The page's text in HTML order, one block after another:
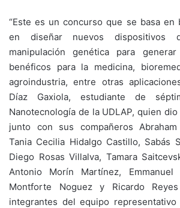
“Este es un concurso que se basa en
en diseñar nuevos dispositivos
manipulación genética para
benéficos para la medicina,
agroindustria, entre otras
Díaz Gaxiola, estudiante de
Nanotecnología de la UDLAP, quien
junto con sus compañeros Abraham
Tania Cecilia Hidalgo Castillo, Sabás
Diego Rosas Villalva, Tamara
Antonio Morín Martínez, Emmanuel
Montforte Noguez y Ricardo
integrantes del equipo